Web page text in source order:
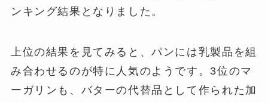
ンキング結果となりました。
上位の結果を見てみると、パンには乳製品を組
み合わせるのが特に人気のようです。3位のマ
ーガリンも、バターの代替品として作られた加